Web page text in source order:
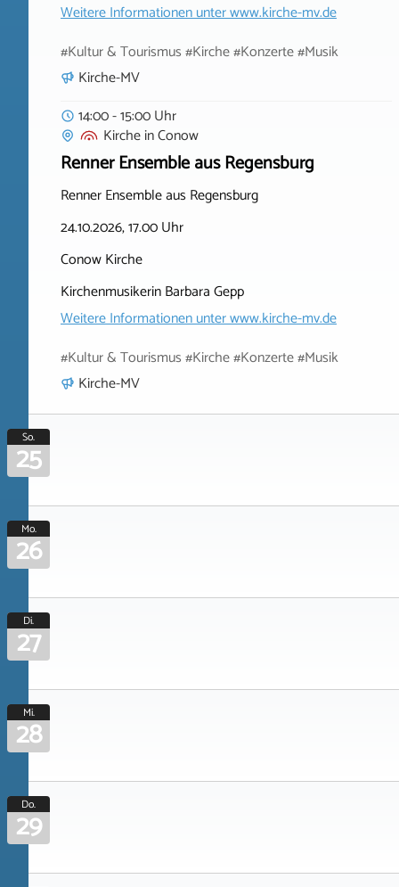
Weitere Informationen unterwww.kirche-mv.de
#Kultur & Tourismus #Kirche #Konzerte #Musik
Kirche-MV
14:00 - 15:00 Uhr
KircheinConow
Renner Ensemble aus Regensburg
Renner Ensemble aus Regensburg
24.10.2026, 17.00 Uhr
Conow Kirche
Kirchenmusikerin Barbara Gepp
Weitere Informationen unterwww.kirche-mv.de
#Kultur & Tourismus #Kirche #Konzerte #Musik
Kirche-MV
So.
25
Mo.
26
Di.
27
Mi.
28
Do.
29